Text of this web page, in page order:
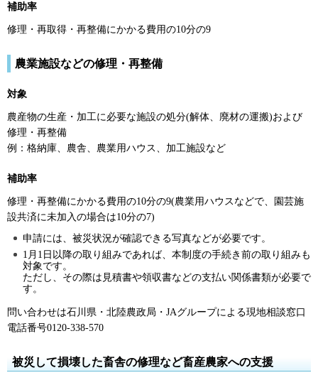
補助率
修理・再取得・再整備にかかる費用の10分の9
農業施設などの修理・再整備
対象
農産物の生産・加工に必要な施設の処分(解体、廃材の運搬)および
修理・再整備
例：格納庫、農舎、農業用ハウス、加工施設など
補助率
修理・再整備にかかる費用の10分の9(農業用ハウスなどで、園芸施
設共済に未加入の場合は10分の7)
申請には、被災状況が確認できる写真などが必要です。
1月1日以降の取り組みであれば、本制度の手続き前の取り組みも
対象です。
ただし、その際は見積書や領収書などの支払い関係書類が必要で
す。
問い合わせは石川県・北陸農政局・JAグループによる現地相談窓口
電話番号0120-338-570
被災して損壊した畜舎の修理など畜産農家への支援